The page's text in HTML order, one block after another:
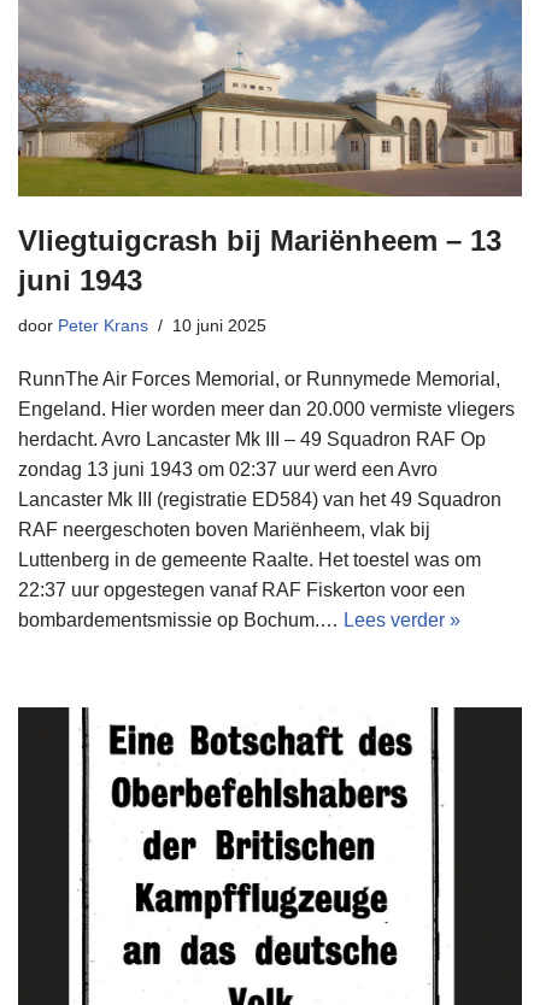
Vliegtuigcrash bij Mariënheem – 13
juni 1943
door Peter Krans 10 juni 2025
RunnThe Air Forces Memorial, or Runnymede Memorial,
Engeland. Hier worden meer dan 20.000 vermiste vliegers
herdacht. Avro Lancaster Mk III – 49 Squadron RAF Op
zondag 13 juni 1943 om 02:37 uur werd een Avro
Lancaster Mk III (registratie ED584) van het 49 Squadron
RAF neergeschoten boven Mariënheem, vlak bij
Luttenberg in de gemeente Raalte. Het toestel was om
22:37 uur opgestegen vanaf RAF Fiskerton voor een
bombardementsmissie op Bochum.… Lees verder »